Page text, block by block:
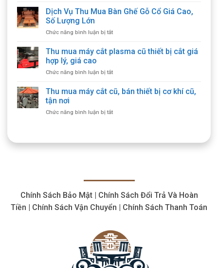
Mua
Cổ
Cao,
Tận
Dịch Vụ Thu Mua Bàn Ghế Gỗ Cổ Giá Cao,
Số Lượng Lớn
Chức năng bình luận bị tắtở
Vụ
Bàn
Gỗ
Cao,
Thu mua máy cắt plasma cũ thiết bị cắt giá
hợp lý, giá cao
Chức năng bình luận bị tắtở
mua
máy
plasma
giá
Thu mua máy cắt cũ, bán thiết bị cơ khí cũ,
tận nơi
Chức năng bình luận bị tắtở
cắt
khí
cũ,
tận
Chính Sách Bảo Mật | Chính Sách Đổi Trả Và Hoàn
Tiền | Chính Sách Vận Chuyển | Chính Sách Thanh Toán